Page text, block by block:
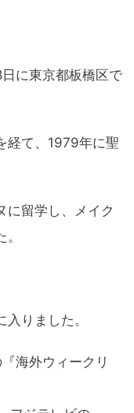
に東京都板橋区で
経て、1979年に聖
に留学し、メイク
りました。
海外ウィークリ